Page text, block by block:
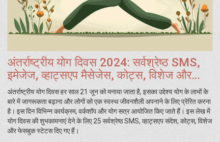
अंतर्राष्ट्रीय योग दिवस 2024: सर्वश्रेष्ठ SMS,
इमेजेज, व्हाट्सएप मैसेजेस, कोट्स, विशेज और
फेसबुक स्टेटस
अंतर्राष्ट्रीय योग दिवस हर साल 21 जून को मनाया जाता है, इसका उद्देश्य योग के लाभों के
बारे में जागरूकता बढ़ाना और लोगों को एक स्वस्थ जीवनशैली अपनाने के लिए प्रेरित करना
है। इस दिन विभिन्न कार्यक्रम, वर्कशॉप और योग सत्र आयोजित किए जाते हैं। इस लेख में
योग दिवस की शुभकामनाएं देने के लिए 25 सर्वश्रेष्ठ SMS, व्हाट्सएप संदेश, कोट्स, विशेज
और फेसबुक स्टेटस दिए गए हैं।